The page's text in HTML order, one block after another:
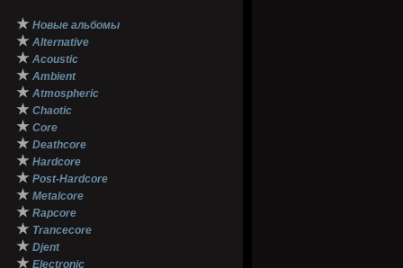
★ Новые альбомы
★ Alternative
★ Acoustic
★ Ambient
★ Atmospheric
★ Chaotic
★ Core
★ Deathcore
★ Hardcore
★ Post-Hardcore
★ Metalcore
★ Rapcore
★ Trancecore
★ Djent
★ Electronic